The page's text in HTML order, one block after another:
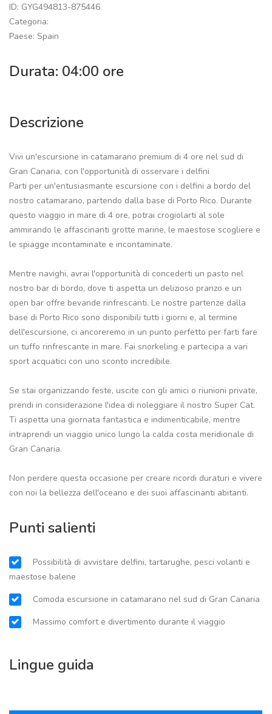
ID: GYG494813-875446
Categoria:
Paese: Spain
Durata: 04:00 ore
Descrizione
Vivi un'escursione in catamarano premium di 4 ore nel sud di
Gran Canaria, con l'opportunità di osservare i delfini
Parti per un'entusiasmante escursione con i delfini a bordo del
nostro catamarano, partendo dalla base di Porto Rico. Durante
questo viaggio in mare di 4 ore, potrai crogiolarti al sole
ammirando le affascinanti grotte marine, le maestose scogliere e
le spiagge incontaminate e incontaminate.
Mentre navighi, avrai l'opportunità di concederti un pasto nel
nostro bar di bordo, dove ti aspetta un delizioso pranzo e un
open bar offre bevande rinfrescanti. Le nostre partenze dalla
base di Porto Rico sono disponibili tutti i giorni e, al termine
dell'escursione, ci ancoreremo in un punto perfetto per farti fare
un tuffo rinfrescante in mare. Fai snorkeling e partecipa a vari
sport acquatici con uno sconto incredibile.
Se stai organizzando feste, uscite con gli amici o riunioni private,
prendi in considerazione l'idea di noleggiare il nostro Super Cat.
Ti aspetta una giornata fantastica e indimenticabile, mentre
intraprendi un viaggio unico lungo la calda costa meridionale di
Gran Canaria.
Non perdere questa occasione per creare ricordi duraturi e vivere
con noi la bellezza dell'oceano e dei suoi affascinanti abitanti.
Punti salienti
Possibilità di avvistare delfini, tartarughe, pesci volanti e
maestose balene
Comoda escursione in catamarano nel sud di Gran Canaria
Massimo comfort e divertimento durante il viaggio
Lingue guida